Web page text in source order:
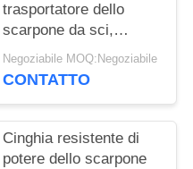
trasportatore dello
scarpone da sci,
gancio delle montagne
e cinghia elastici del
Negoziabile MOQ:Negoziabile
CONTATTO
Cinghia resistente di
potere dello scarpone